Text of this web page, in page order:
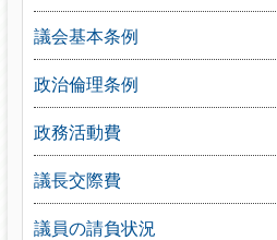
議会基本条例
政治倫理条例
政務活動費
議長交際費
議員の請負状況